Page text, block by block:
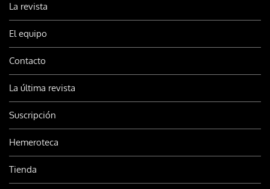
La revista
El equipo
Contacto
La última revista
Suscripción
Hemeroteca
Tienda